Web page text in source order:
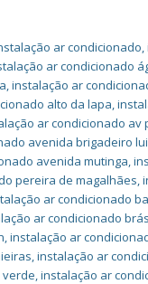
ar condicionado,
ar condicionado
,instalação ar
alto da lapa,
ar condicionado av
avenida brigadeiro
avenida mutinga,
pereira de magalhães,
ar condicionado
ar condicionado brás
,instalação ar
,instalação ar
verde,instalação ar